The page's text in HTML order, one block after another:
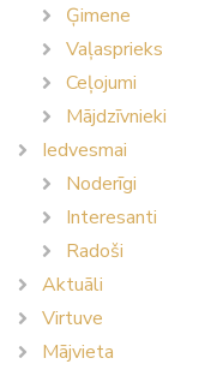
Ģimene
Vaļasprieks
Ceļojumi
Mājdzīvnieki
Iedvesmai
Noderīgi
Interesanti
Radoši
Aktuāli
Virtuve
Mājvieta